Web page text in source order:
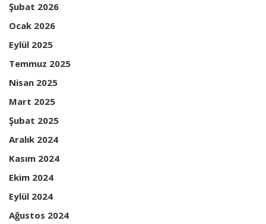
Şubat 2026
Ocak 2026
Eylül 2025
Temmuz 2025
Nisan 2025
Mart 2025
Şubat 2025
Aralık 2024
Kasım 2024
Ekim 2024
Eylül 2024
Ağustos 2024